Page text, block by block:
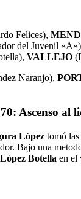
Felices),
del Juvenil
, VALLEJO
Naranjo),
Ascenso al
López tomó
Bajo una
López Botella en el